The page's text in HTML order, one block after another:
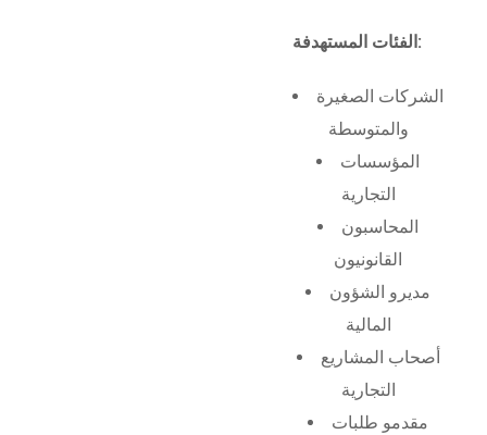
الفئات المستهدفة:
الشركات الصغيرة
والمتوسطة
المؤسسات
التجارية
المحاسبون
القانونيون
مديرو الشؤون
المالية
أصحاب المشاريع
التجارية
مقدمو طلبات